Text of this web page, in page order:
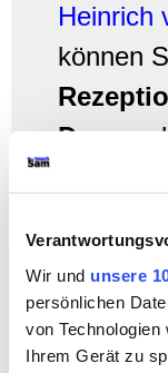
Wir und unsere
persönlichen
von
Ihrem Gerät zu
Heinrich
können
Dramas